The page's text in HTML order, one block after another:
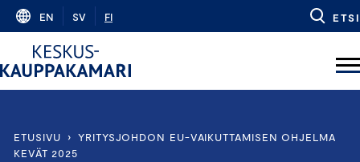
Skip
content
EN SV FI ETSI
ETUSIVU › YRITYSJOHDON EU-VAIKUTTAMISEN OHJELMA
KEVÄT 2025